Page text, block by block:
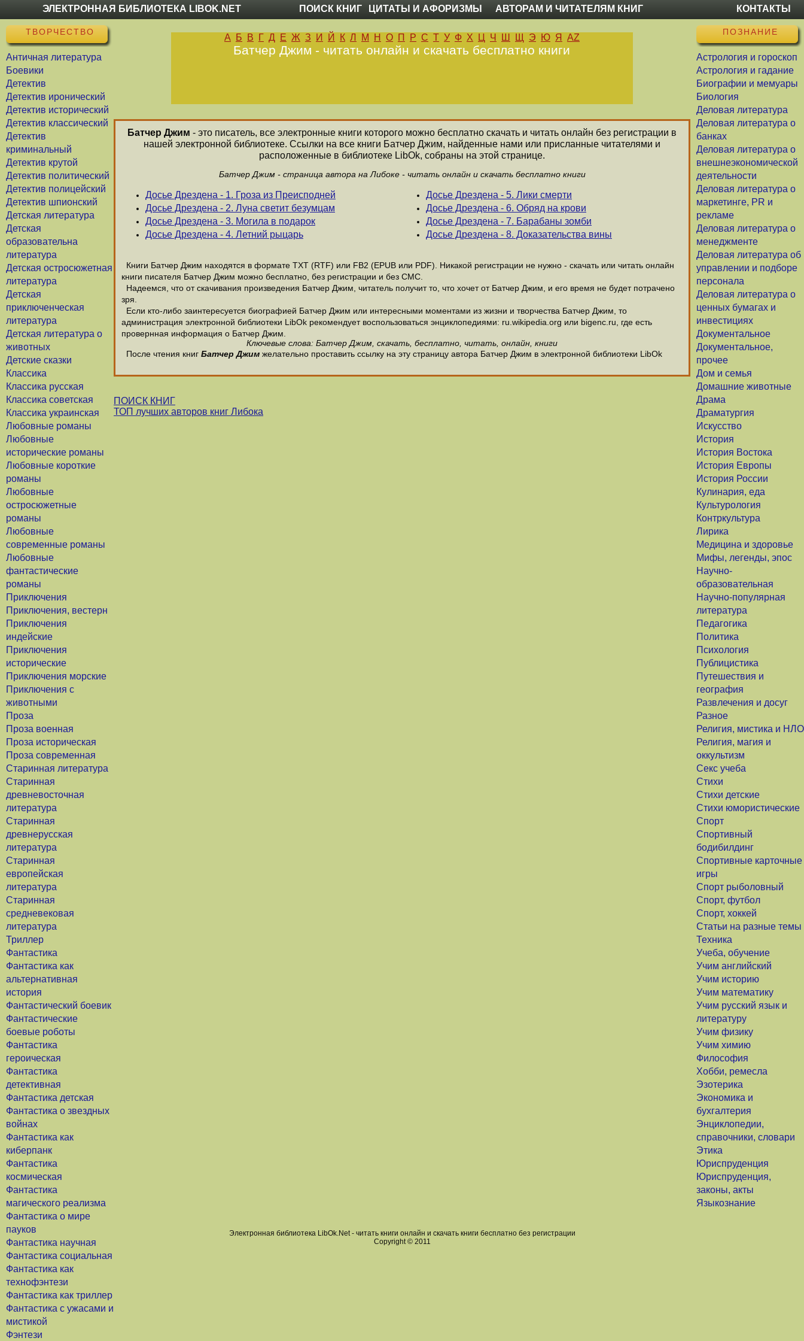
ЭЛЕКТРОННАЯ БИБЛИОТЕКА LIBOK.NET ПОИСК КНИГ ЦИТАТЫ И АФОРИЗМЫ АВТОРАМ И ЧИТАТЕЛЯМ КНИГ КОНТАКТЫ
ТВОРЧЕСТВО
Античная литература
Боевики
Детектив
Детектив иронический
Детектив исторический
Детектив классический
Детектив
криминальный
Детектив крутой
Детектив политический
Детектив полицейский
Детектив шпионский
Детская литература
Детская
образовательна
литература
Детская остросюжетная
литература
Детская
приключенческая
литература
Детская литература о
животных
Детские сказки
Классика
Классика русская
Классика советская
Классика украинская
Любовные романы
Любовные
исторические романы
Любовные короткие
романы
Любовные
остросюжетные
романы
Любовные
современные романы
Любовные
фантастические
романы
Приключения
Приключения, вестерн
Приключения
индейские
Приключения
исторические
Приключения морские
Приключения с
животными
Проза
Проза военная
Проза историческая
Проза современная
Старинная литература
Старинная
древневосточная
литература
Старинная
древнерусская
литература
Старинная
европейская
литература
Старинная
средневековая
литература
Триллер
Фантастика
Фантастика как
альтернативная
история
Фантастический боевик
Фантастические
боевые роботы
Фантастика
героическая
Фантастика
детективная
Фантастика детская
Фантастика о звездных
войнах
Фантастика как
киберпанк
Фантастика
космическая
Фантастика
магического реализма
Фантастика о мире
пауков
Фантастика научная
Фантастика социальная
Фантастика как
технофэнтези
Фантастика как триллер
Фантастика с ужасами и
мистикой
Фэнтези
ПОЗНАНИЕ
Астрология и гороскоп
Астрология и гадание
Биографии и мемуары
Биология
Деловая литература
Деловая литература о
банках
Деловая литература о
внешнеэкономической
деятельности
Деловая литература о
маркетинге, PR и
рекламе
Деловая литература о
менеджменте
Деловая литература об
управлении и подборе
персонала
Деловая литература о
ценных бумагах и
инвестициях
Документальное
Документальное,
прочее
Дом и семья
Домашние животные
Драма
Драматургия
Искусство
История
История Востока
История Европы
История России
Кулинария, еда
Культурология
Контркультура
Лирика
Медицина и здоровье
Мифы, легенды, эпос
Научно-
образовательная
Научно-популярная
литература
Педагогика
Политика
Психология
Публицистика
Путешествия и
география
Развлечения и досуг
Разное
Религия, мистика и НЛО
Религия, магия и
оккультизм
Секс учеба
Стихи
Стихи детские
Стихи юмористические
Спорт
Спортивный
бодибилдинг
Спортивные карточные
игры
Спорт рыболовный
Спорт, футбол
Спорт, хоккей
Статьи на разные темы
Техника
Учеба, обучение
Учим английский
Учим историю
Учим математику
Учим русский язык и
литературу
Учим физику
Учим химию
Философия
Хобби, ремесла
Эзотерика
Экономика и
бухгалтерия
Энциклопедии,
справочники, словари
Этика
Юриспруденция
Юриспруденция,
законы, акты
Языкознание
А Б В Г Д Е Ж З И Й К Л М Н О П Р С Т У Ф Х Ц Ч Ш Щ Э Ю Я AZ
Батчер Джим - читать онлайн и скачать бесплатно книги
Батчер Джим - это писатель, все электронные книги которого можно бесплатно скачать и читать онлайн без регистрации в
нашей электронной библиотеке. Ссылки на все книги Батчер Джим, найденные нами или присланные читателями и
расположенные в библиотеке LibOk, собраны на этой странице.
Батчер Джим - страница автора на Либоке - читать онлайн и скачать бесплатно книги
Досье Дрездена - 1. Гроза из Преисподней
Досье Дрездена - 2. Луна светит безумцам
Досье Дрездена - 3. Могила в подарок
Досье Дрездена - 4. Летний рыцарь
Досье Дрездена - 5. Лики смерти
Досье Дрездена - 6. Обряд на крови
Досье Дрездена - 7. Барабаны зомби
Досье Дрездена - 8. Доказательства вины
Книги Батчер Джим находятся в формате ТХТ (RTF) или FB2 (EPUB или PDF). Никакой регистрации не нужно - скачать или читать онлайн
книги писателя Батчер Джим можно бесплатно, без регистрации и без СМС.
Надеемся, что от скачивания произведения Батчер Джим, читатель получит то, что хочет от Батчер Джим, и его время не будет потрачено
зря.
Если кто-либо заинтересуется биографией Батчер Джим или интересными моментами из жизни и творчества Батчер Джим, то
администрация электронной библиотеки LibOk рекомендует воспользоваться энциклопедиями: ru.wikipedia.org или bigenc.ru, где есть
провернная информация о Батчер Джим.
Ключевые слова: Батчер Джим, скачать, бесплатно, читать, онлайн, книги
После чтения книг Батчер Джим желательно проставить ссылку на эту страницу автора Батчер Джим в электронной библиотеки LibOk
ПОИСК КНИГ
ТОП лучших авторов книг Либока
Электронная библиотека LibOk.Net - читать книги онлайн и скачать книги бесплатно без регистрации
Copyright © 2011